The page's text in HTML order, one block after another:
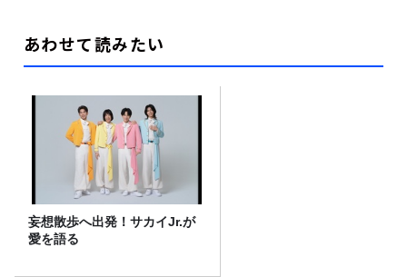
あわせて読みたい
妄想散歩へ出発！サカイJr.が
愛を語る